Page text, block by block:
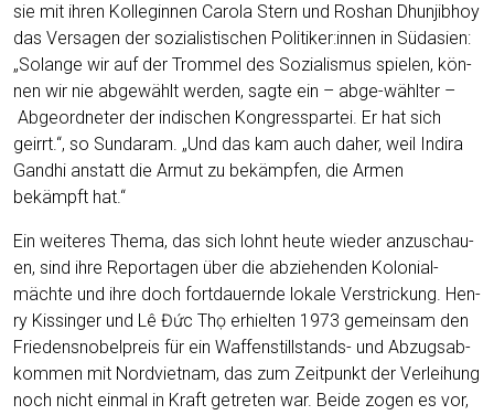
sie mit ihren Kol­le­gin­nen Caro­la Stern und Ros­han Dhun­jib­hoy
das Ver­sa­gen der sozia­lis­ti­schen Politiker:innen in Süd­asi­en:
„Solan­ge wir auf der Trom­mel des Sozia­lis­mus spie­len, kön­
nen wir nie abge­wählt wer­den, sag­te ein – abge-wähl­ter –
Abge­ord­ne­ter der indi­schen Kon­gress­par­tei. Er hat sich
geirrt.“, so Sun­daram. „Und das kam auch daher, weil Indi­ra
Gan­dhi anstatt die Armut zu bekämp­fen, die Armen
bekämpft hat.“
Ein wei­te­res The­ma, das sich lohnt heu­te wie­der anzu­schau­
en, sind ihre Repor­ta­gen über die abzie­hen­den Kolo­ni­al­
mäch­te und ihre doch fort­dau­ern­de loka­le Ver­stri­ckung. Hen­
ry Kis­sin­ger und Lê Đức Thọ erhiel­ten 1973 gemein­sam den
Frie­dens­no­bel­preis für ein Waf­fen­still­stands- und Abzugs­ab­
kom­men mit Nord­viet­nam, das zum Zeit­punkt der Ver­lei­hung
noch nicht ein­mal in Kraft getre­ten war. Bei­de zogen es vor,